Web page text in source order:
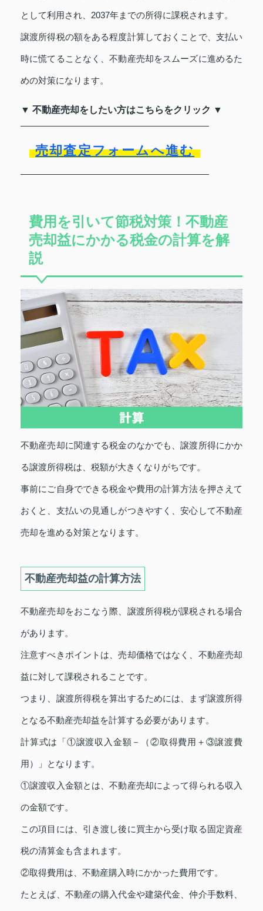
として利用され、2037年までの所得に課税されます。
譲渡所得税の額をある程度計算しておくことで、支払い
時に慌てることなく、不動産売却をスムーズに進めるた
めの対策になります。
▼ 不動産売却をしたい方はこちらをクリック ▼
売却査定フォームへ進む
費用を引いて節税対策！不動産
売却益にかかる税金の計算を解
説
不動産売却に関連する税金のなかでも、譲渡所得にかか
る譲渡所得税は、税額が大きくなりがちです。
事前にご自身でできる税金や費用の計算方法を押さえて
おくと、支払いの見通しがつきやすく、安心して不動産
売却を進める対策となります。
不動産売却益の計算方法
不動産売却をおこなう際、譲渡所得税が課税される場合
があります。
注意すべきポイントは、売却価格ではなく、不動産売却
益に対して課税されることです。
つまり、譲渡所得税を算出するためには、まず譲渡所得
となる不動産売却益を計算する必要があります。
計算式は「①譲渡収入金額－（②取得費用＋③譲渡費
用）」となります。
①譲渡収入金額とは、不動産売却によって得られる収入
の金額です。
この項目には、引き渡し後に買主から受け取る固定資産
税の清算金も含まれます。
②取得費用は、不動産購入時にかかった費用です。
たとえば、不動産の購入代金や建築代金、仲介手数料、